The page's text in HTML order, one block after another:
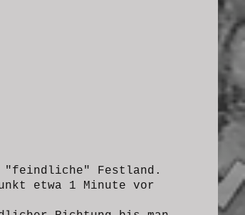
"feindliche" Festland.
etwa 1 Minute vor